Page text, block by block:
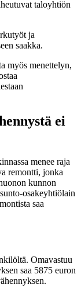
taloyhtiön
ja
saakka.
myös menettelyn,
ei
menee raja
remontti, jonka
kunnon
osakeyhtiölain
saa
Omavastuu
saa 5875 euron